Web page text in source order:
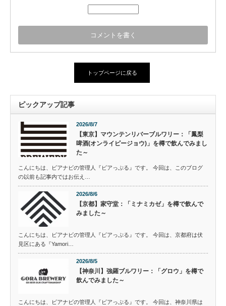
トップページに戻る
ピックアップ記事
2026/8/7
【東京】マウンテンリバーブルワリー：「鳳梨
啤酒(オンライピージョウ)」を樽で飲んでみまし
た～
こんにちは、ビアナビの管理人『ビアっぷる』です。 今回は、このブログ
の以前も記事内ではお伝え…
2026/8/6
【京都】家守堂：「ミナミカゼ」を樽で飲んで
みました～
こんにちは、ビアナビの管理人『ビアっぷる』です。 今回は、京都府は伏
見区にある『Yamori…
2026/8/5
【神奈川】強羅ブルワリー：「グロウ」を樽で
飲んでみました～
こんにちは、ビアナビの管理人『ビアっぷる』です。 今回は、神奈川県は